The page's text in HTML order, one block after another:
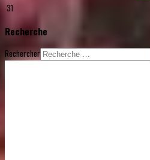
31
Recherche
Rechercher